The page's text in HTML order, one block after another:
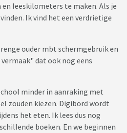
leeskilometers te maken. Als je
Ik vind het een verdrietige
ouder mbt schermgebruik en
dat ook nog eens
minder in aanraking met
zouden kiezen. Digibord wordt
het eten. Ik lees dus nog
boeken. En we beginnen